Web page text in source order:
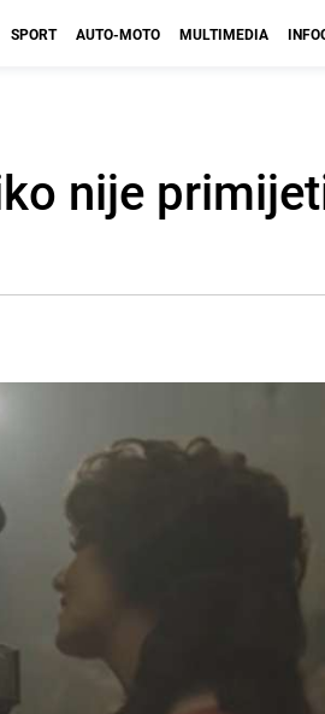
SPORT AUTO-MOTO MULTIMEDIA
nije